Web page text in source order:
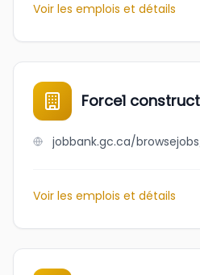
Voir les emplois et détails
Force1
Voir les emplois et détails